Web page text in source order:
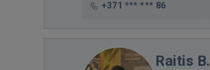
+371 *** *** 86
Raitis B.